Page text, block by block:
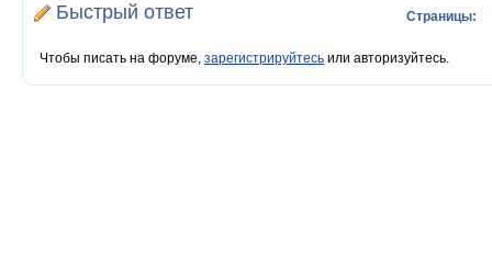
Страницы:
Быстрый ответ
Чтобы писать на форуме, зарегистрируйтесь или авторизуйтесь.